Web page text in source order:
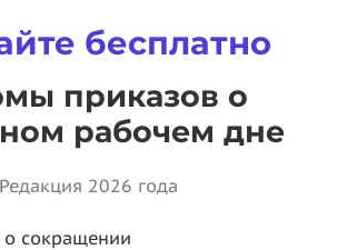
бесплатно
приказов о
рабочем дне
Редакция 2026 года
о сокращении